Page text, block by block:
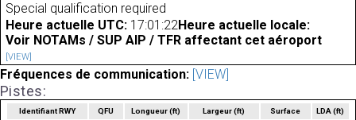
Special qualification required
Heure actuelle UTC: 17:01:22Heure actuelle locale:
Voir NOTAMs / SUP AIP / TFR affectant cet aéroport
[VIEW]
Fréquences de communication: [VIEW]
Pistes:
Identifiant RWY QFU Longueur(ft) Largeur(ft) Surface LDA(ft)